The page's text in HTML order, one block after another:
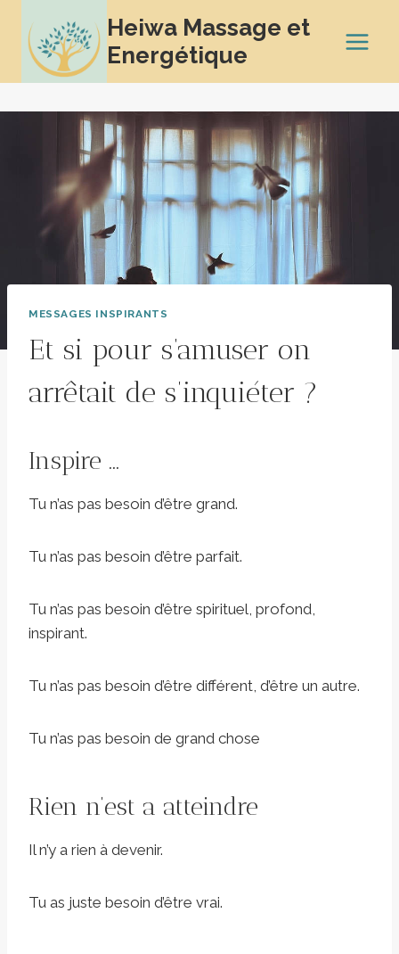
contenu
Heiwa Massage et
Energétique
MESSAGES INSPIRANTS
Et si pour s’amuser on
arrêtait de s’inquiéter ?
Inspire …
Tu n’as pas besoin d’être grand.
Tu n’as pas besoin d’être parfait.
Tu n’as pas besoin d’être spirituel, profond,
inspirant.
Tu n’as pas besoin d’être différent, d’être un autre.
Tu n’as pas besoin de grand chose
Rien n’est a atteindre
Il n’y a rien à devenir.
Tu as juste besoin d’être vrai.